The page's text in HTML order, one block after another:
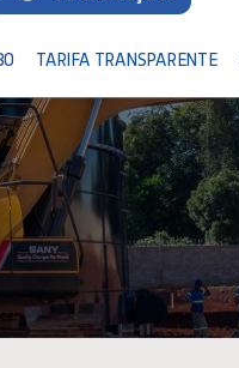
TARIFA TRANSPARENTE